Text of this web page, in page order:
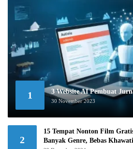
1 3 Website AI Pembuat
30 November 2023
2
15 Tempat Nonton Film
Banyak Genre, Bebas